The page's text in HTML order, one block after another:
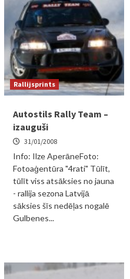
Rallijsprints
Autostils Rally Team –
izauguši
31/01/2008
Info: Ilze AperāneFoto:
Fotoaģentūra "4rati" Tūlīt,
tūlīt viss atsāksies no jauna
- rallija sezona Latvijā
sāksies šīs nedēļas nogalē
Gulbenes...